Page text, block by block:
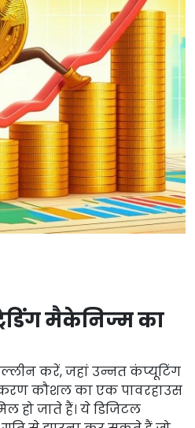
मैकेनिज्म का
करें, जहां उन्नत कंप्यूटिंग
कौशल का एक पावरहाउस
हो जाते हैं। ये डिजिटल